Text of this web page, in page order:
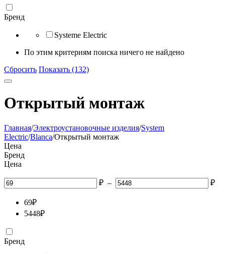
Бренд
Systeme Electric
По этим критериям поиска ничего не найдено
Сбросить Показать (132)
Открытый монтаж
Главная/Электроустановочные изделия/System
Electric/Blanca/Открытый монтаж
Цена
Бренд
Цена
₽ – ₽
69₽
5448₽
Бренд